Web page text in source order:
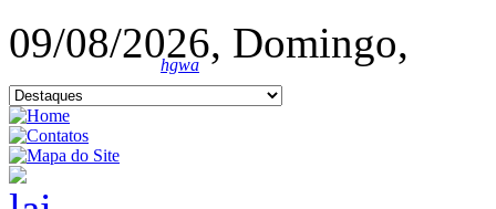
09/08/2026, Domingo,
hgwa